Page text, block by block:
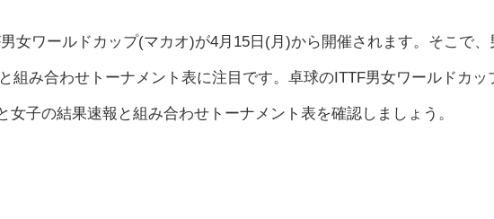
女ワールドカップ(マカオ)が4月15日(月)から開催されます。そこで、
組み合わせトーナメント表に注目です。卓球のITTF男女ワールドカッ
女子の結果速報と組み合わせトーナメント表を確認しましょう。